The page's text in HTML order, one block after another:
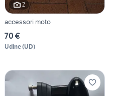
2
accessori moto
70 €
Udine(UD)